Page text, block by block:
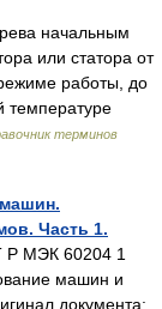
начальным
или статора от
работы, до
температуре
терминов
Часть 1.
МЭК 60204 1
машин и
документа: